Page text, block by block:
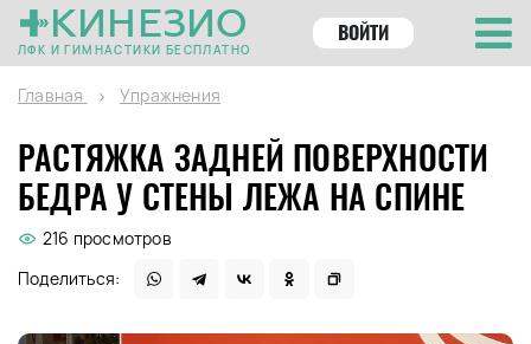
КИНЕЗИО
ЛФК И ГИМНАСТИКИ БЕСПЛАТНО
ВОЙТИ
Главная Упражнения
РАСТЯЖКА ЗАДНЕЙ ПОВЕРХНОСТИ
БЕДРА У СТЕНЫ ЛЕЖА НА СПИНЕ
216 просмотров
Поделиться: